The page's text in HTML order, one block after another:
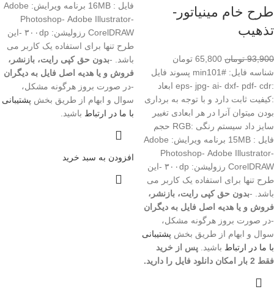
طرح خام مینیاتور-
تذهیب
93,900 تومان 65,800 تومان
شناسه فایل: #min101 پسوند فایل
:eps- jpg- ai- dxf- pdf- cdr ابعاد
:کیفیت ثابت دارد و با توجه به برداری
بودن میتوان آنرا در هر ابعادی تغییر
سایز داد سیستم رنگی :RGB حجم
فایل : 15MB برنامه ویرایش: Adobe
Photoshop- Adobe Illustrator-
CorelDRAW رزولیشن: ۳۰۰dp -این
طرح تنها برای استفاده یک کاربر می
باشد. -بدون حق کپی رایت، بازنشر،
فروش و یا هدیه اصل فایل به دیگران
-در صورت بروز هرگونه مشکل،
سوال و ابهام از طریق بخش پشتیبانی
با ما در ارتباط باشید. پس از خرید
فقط 2 بار امکان دانلود فایل را دارید.
فایل : 16MB برنامه ویرایش: Adobe
Photoshop- Adobe Illustrator-
CorelDRAW رزولیشن: ۳۰۰dp -این
طرح تنها برای استفاده یک کاربر می
باشد. -بدون حق کپی رایت، بازنشر،
فروش و یا هدیه اصل فایل به دیگران
-در صورت بروز هرگونه مشکل،
سوال و ابهام از طریق بخش پشتیبانی
با ما در ارتباط باشید.
افزودن به سبد خرید